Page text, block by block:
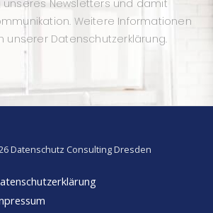
unseres Newsletters und damit
Weitere Informationen
unserer Datenschutzerklärung.
Datenschutz Consulting Dresden